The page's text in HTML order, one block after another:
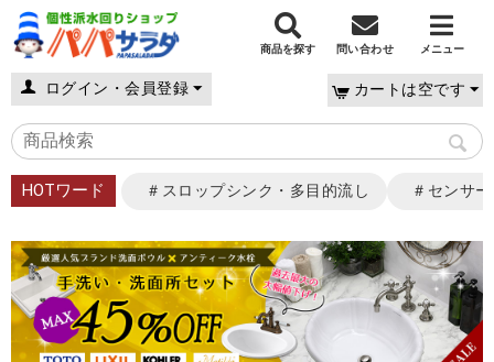
商品を探す 問い合わせ メニュー
ログイン・会員登録 カートは空です
HOTワード ＃スロップシンク・多目的流し ＃センサ